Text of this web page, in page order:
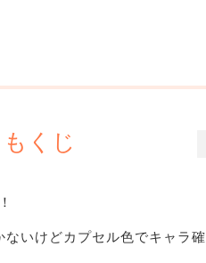
くじ
いけどカプセル色でキャラ確